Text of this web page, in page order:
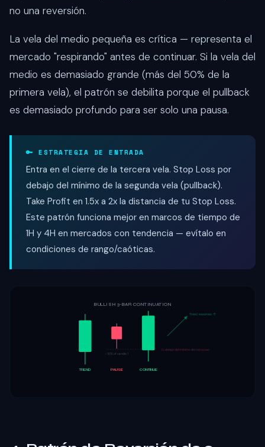
no una reversión.
La vela del medio pequeña es crítica — representa el
mercado "respirando" antes de continuar. Si la vela del
medio es demasiado grande (más del 50% de la
primera vela), el patrón se debilita porque el pullback
es demasiado profundo para ser solo una pausa.
🔑 ESTRATEGIA DE ENTRADA
Entra en el cierre de la tercera vela. Stop Loss por
debajo del mínimo de la segunda vela (pullback).
Take Profit en 1.5x a 2x la distancia de tu Stop Loss.
Este patrón funciona mejor en marcos de tiempo de
1H y 4H en mercados con tendencia — evítalo en
condiciones de rango/caóticas.
BULLISH 3-BAR CONTINUATION
TREND PAUSE
<50% of candle 1
CONTINUE
Trend resumes ↑
SL debajo del mínimo del retroceso